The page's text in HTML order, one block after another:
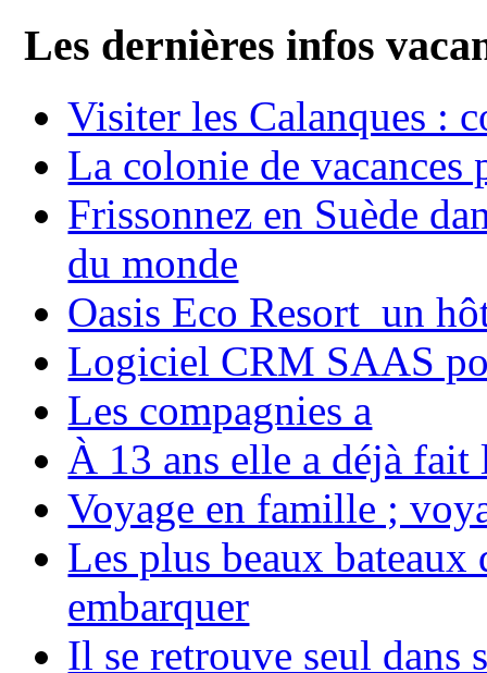
Les dernières infos
Visiter les Calanques :
La colonie de vacances
Frissonnez en Suède
du monde
Oasis Eco Resort un
Logiciel CRM SAAS
Les compagnies a
À 13 ans elle a déjà
Voyage en famille ;
Les plus beaux bateaux
embarquer
Il se retrouve seul dans